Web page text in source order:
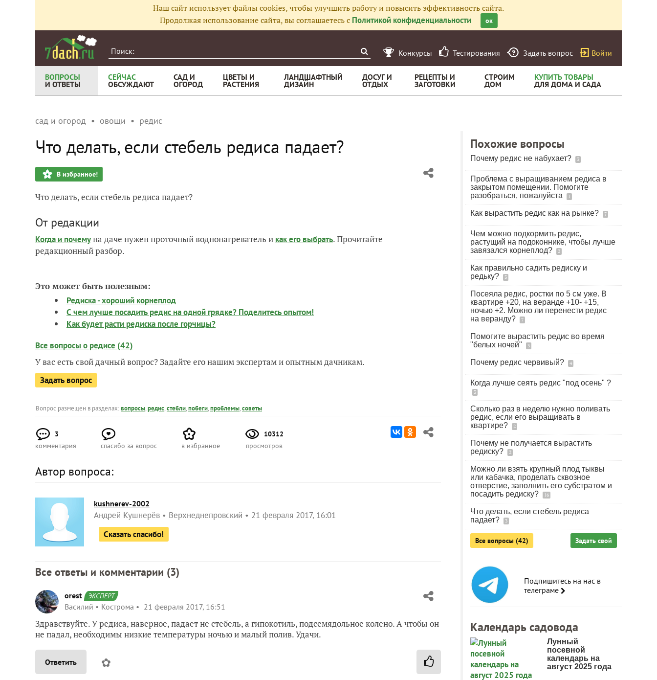
Наш сайт использует файлы cookies, чтобы улучшить работу и повысить эффективность сайта.
Продолжая использование сайта, вы соглашаетесь с Политикой конфиденциальности ок
Конкурсы Тестирования Задать вопрос Войти
ВОПРОСЫ
И ОТВЕТЫ
СЕЙЧАС
ОБСУЖДАЮТ
САД И
ОГОРОД
ЦВЕТЫ И
РАСТЕНИЯ
ЛАНДШАФТНЫЙ
ДИЗАЙН
ДОСУГ И
ОТДЫХ
РЕЦЕПТЫ И
ЗАГОТОВКИ
СТРОИМ
ДОМ
КУПИТЬ ТОВАРЫ
ДЛЯ ДОМА И САДА
сад и огород овощи редис
Что делать, если стебель редиса падает?
В избранное!
Что делать, если стебель редиса падает?
От редакции
Когда и почемуна даче нужен проточный воднонагреватель и как его выбрать. Прочитайте
редакционный разбор.
Это может быть полезным:
Редиска - хороший корнеплод
С чем лучше посадить редис на одной грядке? Поделитесь опытом!
Как будет расти редиска после горчицы?
Все вопросы о редисе (42)
У вас есть свой дачный вопрос? Задайте его нашим экспертам и опытным дачникам.
Задать вопрос
Вопрос размещен в разделах:вопросы,редис,стебли,побеги,проблемы,советы
3
комментария
спасибо за вопрос в избранное
10312
просмотров
Автор вопроса:
kushnerev-2002
Андрей Кушнерёв Верхнеднепровский
21 февраля 2017, 16:01
Сказать спасибо!
Все ответы и комментарии (3)
orest ЭКСПЕРТ
Василий Кострома 21 февраля 2017, 16:51
Здравствуйте. У редиса, наверное, падает не стебель, а гипокотиль, подсемядольное колено. А чтобы он
не падал, необходимы низкие температуры ночью и малый полив. Удачи.
Ответить ✿
Похожие вопросы
Почему редис не набухает? 3
Проблема с выращиванием редиса в
закрытом помещении. Помогите
разобраться, пожалуйста
1
Как вырастить редис как на рынке? 7
Чем можно подкормить редис,
растущий на подоконнике, чтобы лучше
завязался корнеплод?
2
Как правильно садить редиску и
редьку?
3
Посеяла редис, ростки по 5 см уже. В
квартире +20, на веранде +10- +15,
ночью +2. Можно ли перенести редис
на веранду?
7
Помогите вырастить редис во время
"белых ночей"
3
Почему редис червивый? 4
Когда лучше сеять редис "под осень" ?
3
Сколько раз в неделю нужно поливать
редис, если его выращивать в
квартире?
2
Почему не получается вырастить
редиску?
2
Можно ли взять крупный плод тыквы
или кабачка, проделать сквозное
отверстие, заполнить его субстратом и
посадить редиску?
16
Что делать, если стебель редиса
падает?
3
Все вопросы (42) Задать свой
Подпишитесь на нас в
телеграме
Календарь садовода
Лунный
посевной
календарь на
август 2025 года